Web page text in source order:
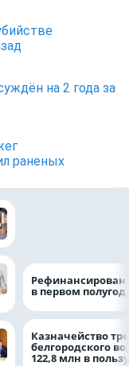
на 2 года за
раненых
в первом
Казначейство
белгородского
122,8 млн в